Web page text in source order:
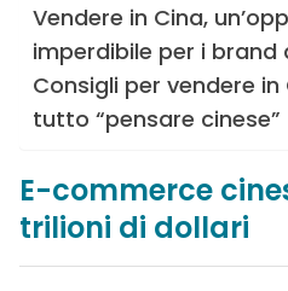
Vendere in Cina,
imperdibile per i brand
Consigli per vendere
tutto “pensare cinese”
E-commerce
trilioni di dollari